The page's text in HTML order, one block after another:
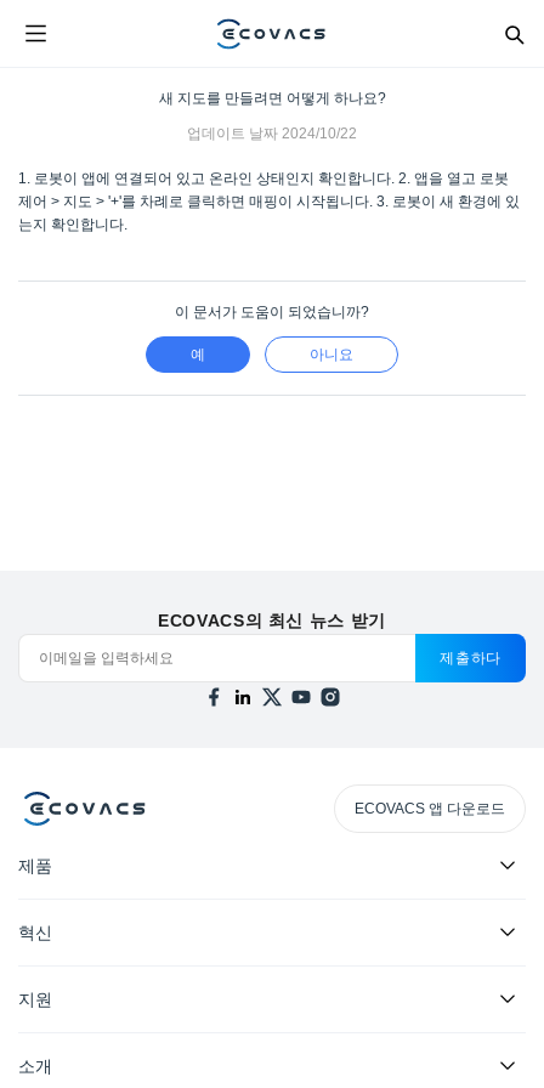
새 지도를 만들려면 어떻게 하나요?
업데이트 날짜 2024/10/22
1. 로봇이 앱에 연결되어 있고 온라인 상태인지 확인합니다. 2. 앱을 열고 로봇
제어 > 지도 > '+'를 차례로 클릭하면 매핑이 시작됩니다. 3. 로봇이 새 환경에 있
는지 확인합니다.
이 문서가 도움이 되었습니까?
예 아니요
ECOVACS의 최신 뉴스 받기
제출하다
ECOVACS 앱 다운로드
제품
혁신
지원
소개